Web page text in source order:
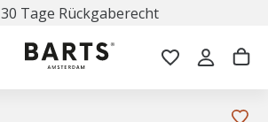
30 Tage Rückgaberecht